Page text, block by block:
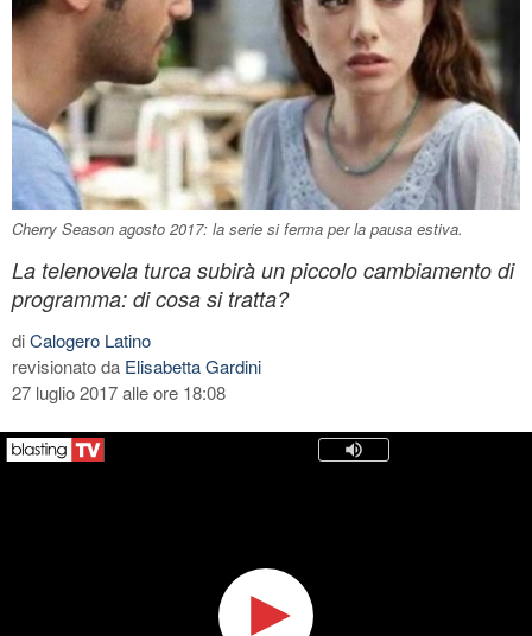
Cherry Season agosto 2017: la serie si ferma per la pausa estiva.
La telenovela turca subirà un piccolo cambiamento di
programma: di cosa si tratta?
diCalogero Latino
revisionato da Elisabetta Gardini
27 luglio 2017 alle ore 18:08